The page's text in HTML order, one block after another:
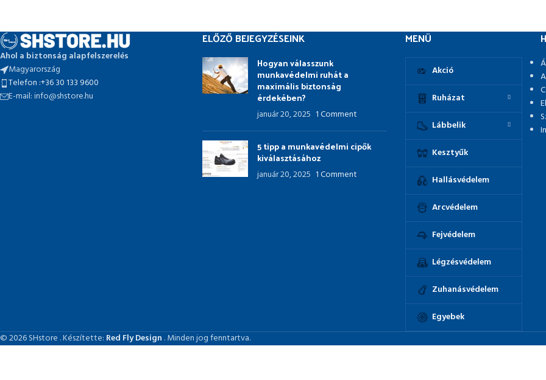
Ahol a biztonság alapfelszerelés
Magyarország
Telefon :+36 30 133 9600
E-mail: info@shstore.hu
ELŐZŐ BEJEGYZÉSEINK
Hogyan válasszunk
munkavédelmi ruhát a
maximális biztonság
érdekében?
január 20, 2025 1 Comment
5 tipp a munkavédelmi cipők
kiválasztásához
január 20, 2025 1 Comment
MENÜ
Akció
Ruházat
Lábbelik
Kesztyűk
Hallásvédelem
Arcvédelem
Fejvédelem
Légzésvédelem
Zuhanásvédelem
Egyebek
© 2026 SHstore . Készítette: Red Fly Design . Minden jog fenntartva.